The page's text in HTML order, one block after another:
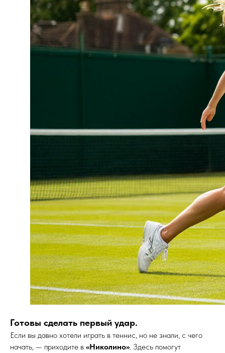
Готовы сделать первый удар.
Если вы давно хотели играть в теннис, но не знали, с чего
начать, — приходите в «Николино». Здесь помогут